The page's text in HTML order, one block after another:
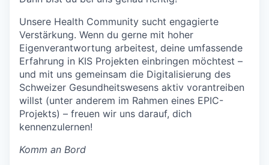
Unsere Health Community sucht engagierte
Verstärkung. Wenn du gerne mit hoher
Eigenverantwortung arbeitest, deine umfassende
Erfahrung in KIS Projekten einbringen möchtest –
und mit uns gemeinsam die Digitalisierung des
Schweizer Gesundheitswesens aktiv vorantreiben
willst (unter anderem im Rahmen eines EPIC-
Projekts) – freuen wir uns darauf, dich
kennenzulernen!
Komm an Bord